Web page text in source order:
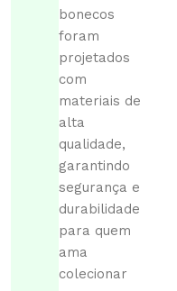
bonecos
foram
projetados
com
materiais de
alta
qualidade,
garantindo
segurança e
durabilidade
para quem
ama
colecionar